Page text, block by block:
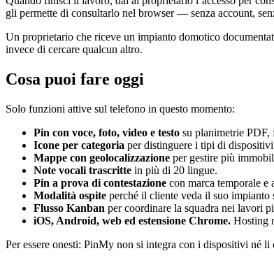
gli permette di consultarlo nel browser — senza account,
Un proprietario che riceve un impianto domotico
invece di cercare qualcun altro.
Cosa puoi fare oggi
Solo funzioni attive sul telefono in questo momento:
Pin con voce, foto, video e testo su planimetrie PDF,
Icone per categoria per distinguere i tipi di
Mappe con geolocalizzazione per gestire più
Note vocali trascritte in più di 20 lingue.
Pin a prova di contestazione con marca temporale e
Modalità ospite perché il cliente veda il suo impianto
Flusso Kanban per coordinare la squadra nei lavori
iOS, Android, web ed estensione Chrome. Hosting
Per essere onesti: PinMy non si integra con i dispositivi né